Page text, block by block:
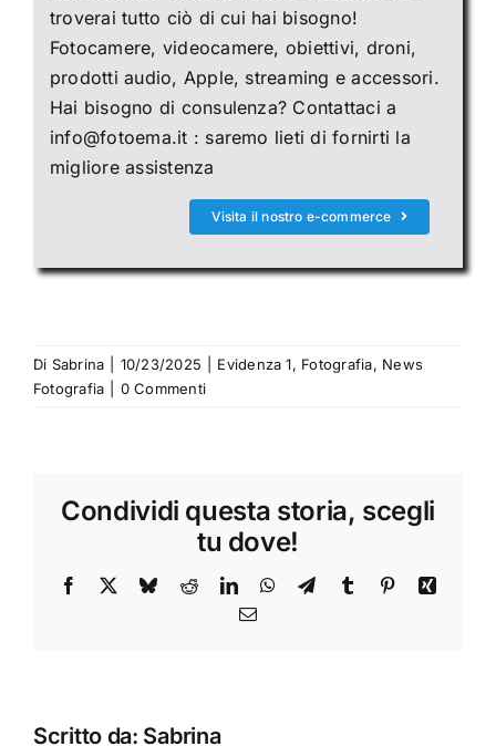
troverai tutto ciò di cui hai bisogno!
Fotocamere, videocamere, obiettivi, droni,
prodotti audio, Apple, streaming e accessori.
Hai bisogno di consulenza? Contattaci a
info@fotoema.it : saremo lieti di fornirti la
migliore assistenza
Visita il nostro e-commerce
Di Sabrina 10/23/2025 Evidenza 1, Fotografia, News
Fotografia
0 Commenti
Condividi questa storia, scegli
tu dove!
Facebook BlueskyRedditLinkedInWhatsApp
TelegramTumblr PinterestXing
Email
Scritto da: Sabrina